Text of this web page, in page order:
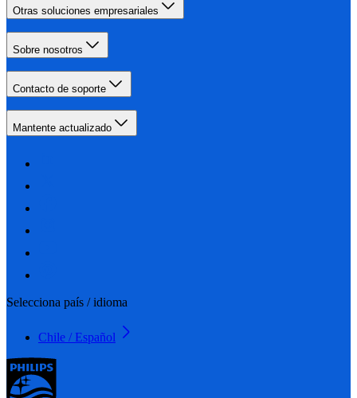
Otras soluciones empresariales
Sobre nosotros
Contacto de soporte
Mantente actualizado
Selecciona país / idioma
Chile / Español